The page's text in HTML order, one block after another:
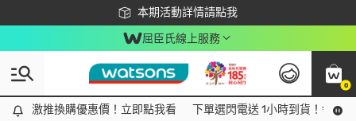
本期活動詳情請點我
下載app最高回饋$350
屈臣氏線上服務
0
激推換購優惠價！立即點我看
激推換購優惠價！立即點我看 下單選閃電送 1小時到貨！領神